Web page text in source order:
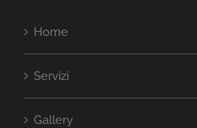
Home
Servizi
Gallery